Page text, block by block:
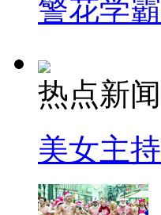
警花学
热点新闻
美女主